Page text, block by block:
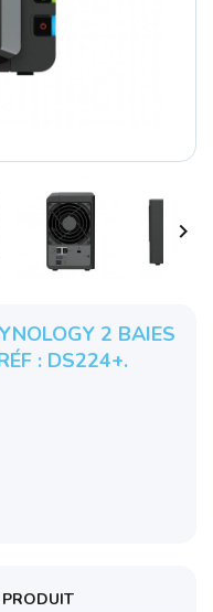

2 BAIES
: DS224+.